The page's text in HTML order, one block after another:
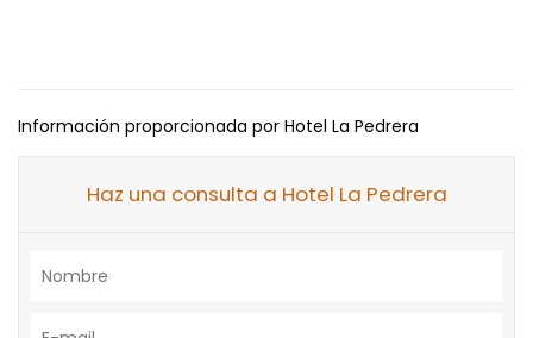
Información proporcionada por Hotel La Pedrera
Haz una consulta a Hotel La Pedrera